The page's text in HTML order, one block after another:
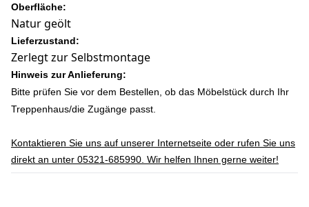
Oberfläche:
Natur geölt
Lieferzustand:
Zerlegt zur Selbstmontage
Hinweis zur Anlieferung:
Bitte prüfen Sie vor dem Bestellen, ob das Möbelstück durch Ihr
Treppenhaus/die Zugänge passt.
Kontaktieren Sie uns auf unserer Internetseite oder rufen Sie uns
direkt an unter 05321-685990. Wir helfen Ihnen gerne weiter!